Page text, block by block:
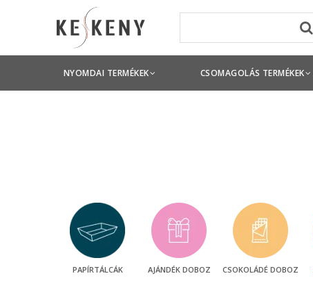
NYOMDAI TERMÉKEK CSOMAGOLÁS TERMÉKEK
PAPÍRTÁLCÁK AJÁNDÉK DOBOZ CSOKOLÁDÉ DOBOZ